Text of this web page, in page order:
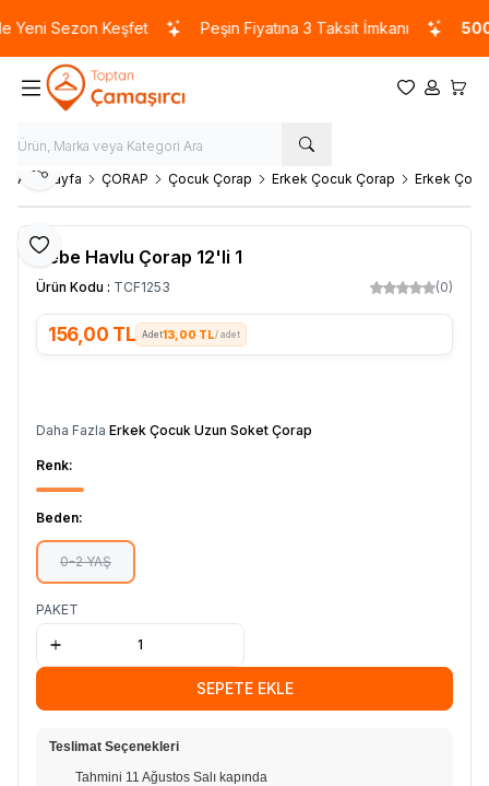
Sezon Keşfet Peşin Fiyatına 3 Taksit İmkanı
Favorilerim
Hesabım
Ana Sayfa ÇORAP Çocuk Çorap Erkek Çocuk Çorap Erkek
Favoriye Ekle
Paylaş
Bebe Havlu Çorap 12'li 1
Ürün Kodu : TCF1253 (0)
156,00 TL 13,00 TL/ adet
Daha Fazla Erkek Çocuk Uzun Soket Çorap
Renk:
Beden:
0-2 YAŞ
PAKET
SEPETE EKLE
Teslimat Seçenekleri
Tahmini 11 Ağustos Salı kapında